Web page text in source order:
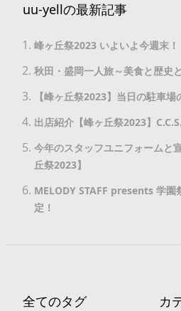
uu-yellの最新記事
峰ヶ丘祭2023 いよいよ今週末！
秋田・盛岡一人旅～美食と歴史
【峰ヶ丘祭2023】当日の駐車場
出店紹介【峰ヶ丘祭2023】
今年のスタッフユニフォームと
丘祭2023】
MELODY STAFF presents 学園
定！
全てのタグ カ